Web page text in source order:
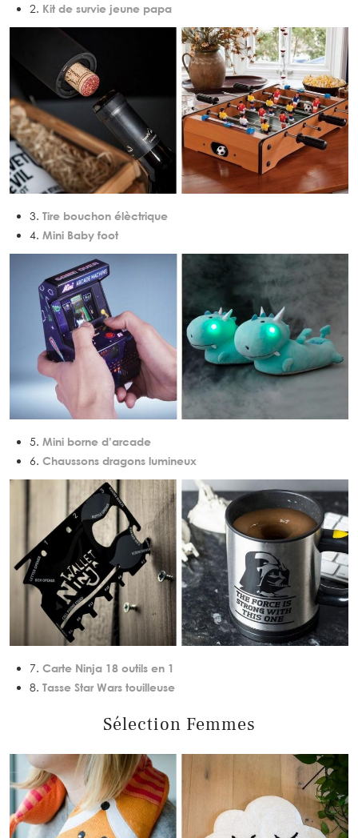
2. Kit de survie jeune papa
3. Tire bouchon élèctrique
4. Mini Baby foot
5. Mini borne d’arcade
6. Chaussons dragons lumineux
7. Carte Ninja 18 outils en 1
8. Tasse Star Wars touilleuse
Sélection Femmes